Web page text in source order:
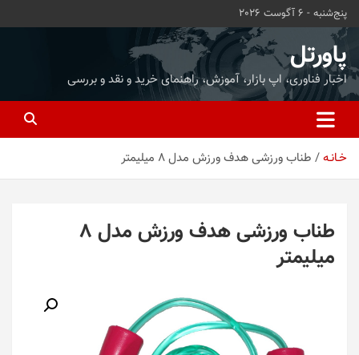
محتوا
بروید
پنج‌شنبه - 6 آگوست 2026
پاورتل
اخبار فناوری، اپ بازار، آموزش، راهنمای خرید و نقد و بررسی
خـانـه طناب ورزشی هدف ورزش مدل 8 میلیمتر
طناب ورزشی هدف ورزش مدل 8
میلیمتر